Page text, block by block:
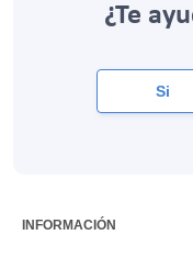
¿Te
Si
INFORMACIÓN